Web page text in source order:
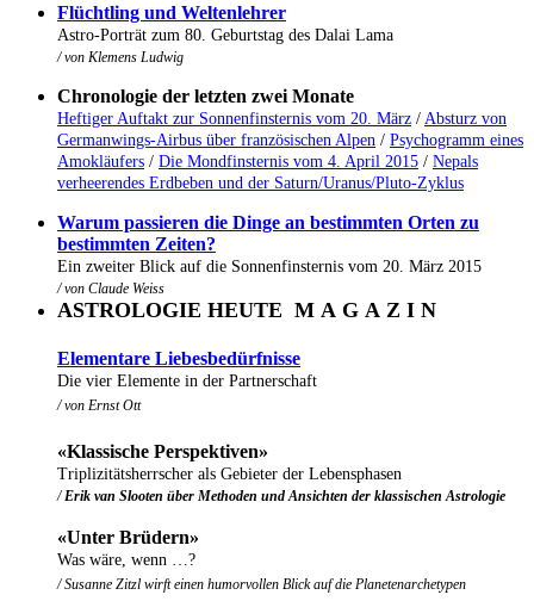
Flüchtling und Weltenlehrer
Astro-Porträt zum 80. Geburtstag des Dalai Lama
/ von Klemens Ludwig
Chronologie der letzten zwei Monate
Heftiger Auftakt zur Sonnenfinsternis vom 20. März / Absturz von
Germanwings-Airbus über französischen Alpen / Psychogramm eines
Amokläufers / Die Mondfinsternis vom 4. April 2015 / Nepals
verheerendes Erdbeben und der Saturn/Uranus/Pluto-Zyklus
Warum passieren die Dinge an bestimmten Orten zu
bestimmten Zeiten?
Ein zweiter Blick auf die Sonnenfinsternis vom 20. März 2015
/ von Claude Weiss
ASTROLOGIE HEUTE M A G A Z I N
Elementare Liebesbedürfnisse
Die vier Elemente in der Partnerschaft
/ von Ernst Ott
«Klassische Perspektiven»
Triplizitätsherrscher als Gebieter der Lebensphasen
/Erik van Slooten über Methoden und Ansichten der klassischen Astrologie
«Unter Brüdern»
Was wäre, wenn …?
/ Susanne Zitzl wirft einen humorvollen Blick auf die Planetenarchetypen